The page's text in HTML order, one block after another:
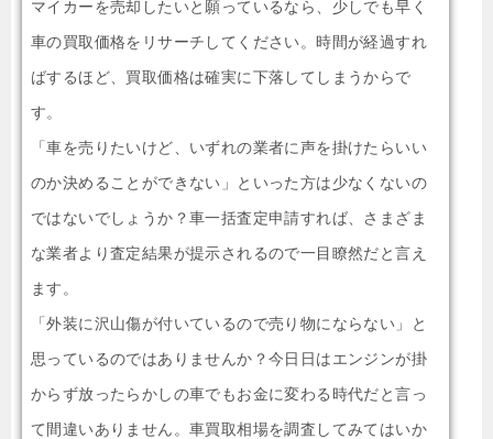
マイカーを売却したいと願っているなら、少しでも早く
車の買取価格をリサーチしてください。時間が経過すれ
ばするほど、買取価格は確実に下落してしまうからで
す。
「車を売りたいけど、いずれの業者に声を掛けたらいい
のか決めることができない」といった方は少なくないの
ではないでしょうか？車一括査定申請すれば、さまざま
な業者より査定結果が提示されるので一目瞭然だと言え
ます。
「外装に沢山傷が付いているので売り物にならない」と
思っているのではありませんか？今日日はエンジンが掛
からず放ったらかしの車でもお金に変わる時代だと言っ
て間違いありません。車買取相場を調査してみてはいか